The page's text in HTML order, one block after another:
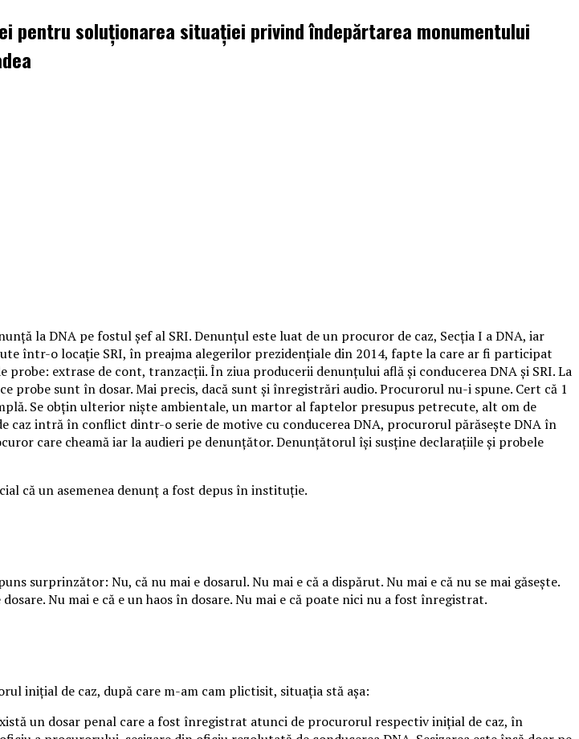
pentru soluționarea situației privind îndepărtarea monumentului
la DNA pe fostul şef al SRI. Denunţul este luat de un procuror de caz, Secţia I a DNA, iar
într-o locaţie SRI, în preajma alegerilor prezidenţiale din 2014, fapte la care ar fi participat
extrase de cont, tranzacţii. În ziua producerii denunţului află şi conducerea DNA şi SRI. La
probe sunt în dosar. Mai precis, dacă sunt şi înregistrări audio. Procurorul nu-i spune. Cert că 1
Se obţin ulterior nişte ambientale, un martor al faptelor presupus petrecute, alt om de
caz intră în conflict dintr-o serie de motive cu conducerea DNA, procurorul părăseşte DNA în
care cheamă iar la audieri pe denunţător. Denunţătorul îşi susţine declaraţiile şi probele
că un asemenea denunţ a fost depus în instituţie.
surprinzător: Nu, că nu mai e dosarul. Nu mai e că a dispărut. Nu mai e că nu se mai găseşte.
Nu mai e că e un haos în dosare. Nu mai e că poate nici nu a fost înregistrat.
iniţial de caz, după care m-am cam plictisit, situaţia stă aşa:
un dosar penal care a fost înregistrat atunci de procurorul respectiv iniţial de caz, în